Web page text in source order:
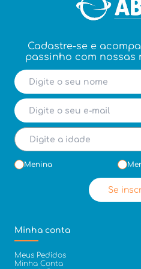
Cadastre-se e
passinho com nossas
Menina
Se
Minha conta
Meus Pedidos
Minha Conta